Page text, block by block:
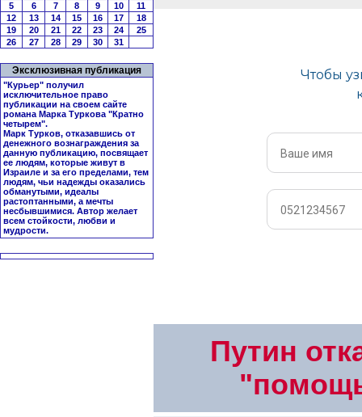
5
6 7 8 9 10
11
12
13 14 15 16 17
18
19
20 21 22 23 24
25
26
27 28 29 30 31
Эксклюзивная публикация
"Курьер" получил
исключительное право
публикации на своем сайте
романа Марка Туркова "Кратно
четырем".
Марк Турков, отказавшись от
денежного вознаграждения за
данную публикацию, посвящает
ее людям, которые живут в
Израиле и за его пределами, тем
людям, чьи надежды оказались
обманутыми, идеалы
растоптанными, а мечты
несбывшимися. Автор желает
всем стойкости, любви и
мудрости.
Путин